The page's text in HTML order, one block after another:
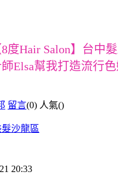
度Hair Salon】台中髮
Elsa幫我打造流行色
留言(0) 人氣()
沙龍區
20:33